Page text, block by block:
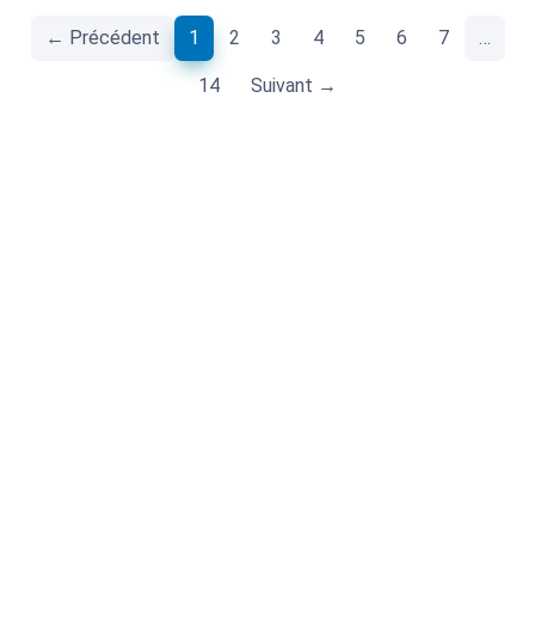
← Précédent 1 (current)
2 3 4 5 6 7 …
14 Suivant →